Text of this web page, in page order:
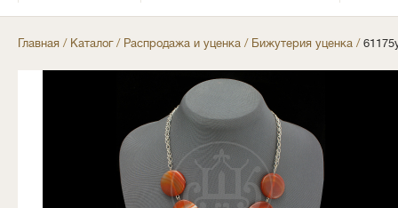
Главная / Каталог/ Распродажа и уценка / Бижутерия уценка /